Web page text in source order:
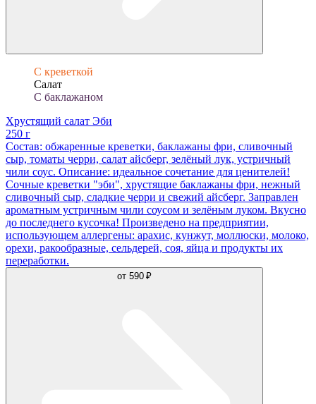
С креветкой
Салат
С баклажаном
Хрустящий салат Эби
250 г
Состав: обжаренные креветки, баклажаны фри, сливочный
сыр, томаты черри, салат айсберг, зелёный лук, устричный
чили соус. Описание: идеальное сочетание для ценителей!
Сочные креветки "эби", хрустящие баклажаны фри, нежный
сливочный сыр, сладкие черри и свежий айсберг. Заправлен
ароматным устричным чили соусом и зелёным луком. Вкусно
до последнего кусочка! Произведено на предприятии,
использующем аллергены: арахис, кунжут, моллюски, молоко,
орехи, ракообразные, сельдерей, соя, яйца и продукты их
переработки.
от 590 ₽